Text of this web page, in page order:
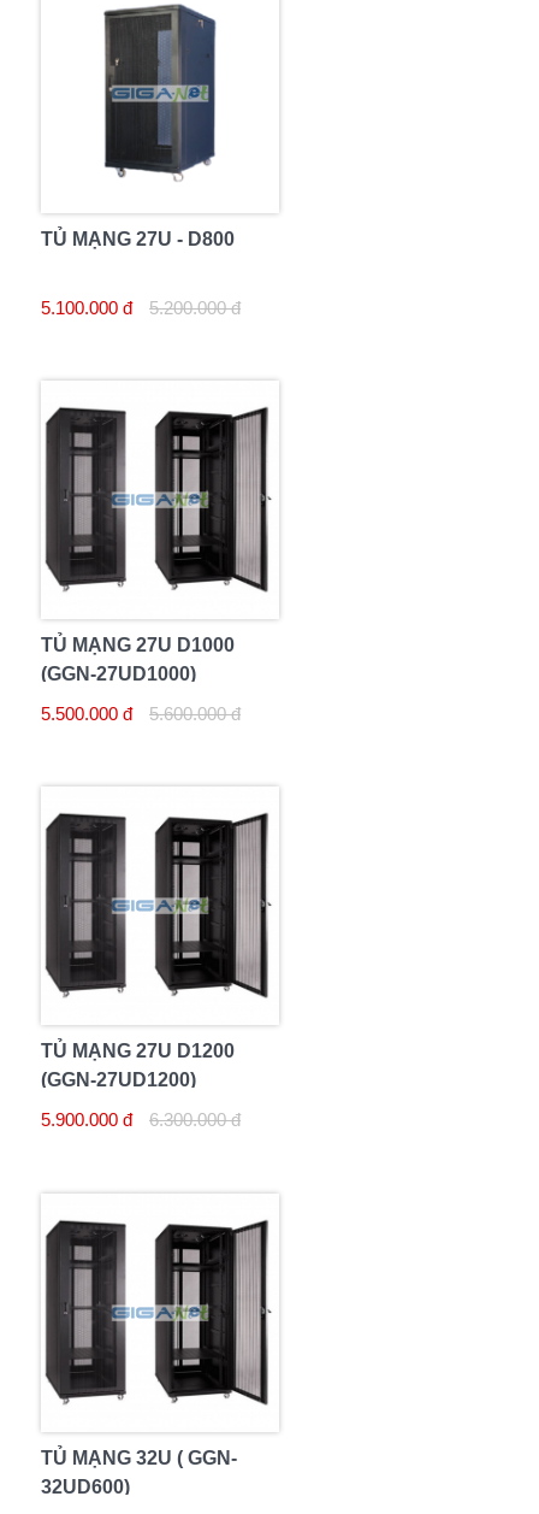
TỦ MẠNG 27U - D800
5.100.000 đ 5.200.000 đ
TỦ MẠNG 27U D1000
(GGN-27UD1000)
5.500.000 đ
5.600.000 đ
TỦ MẠNG 27U D1200
(GGN-27UD1200)
5.900.000 đ
6.300.000 đ
TỦ MẠNG 32U ( GGN-
32UD600)